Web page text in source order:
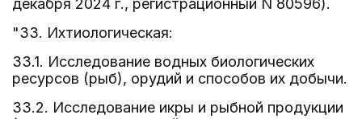
декабря 2024 г., регистрационный N 80596).
"33. Ихтиологическая:
33.1. Исследование водных биологических
ресурсов (рыб), орудий и способов их добычи.
33.2. Исследование икры и рыбной продукции